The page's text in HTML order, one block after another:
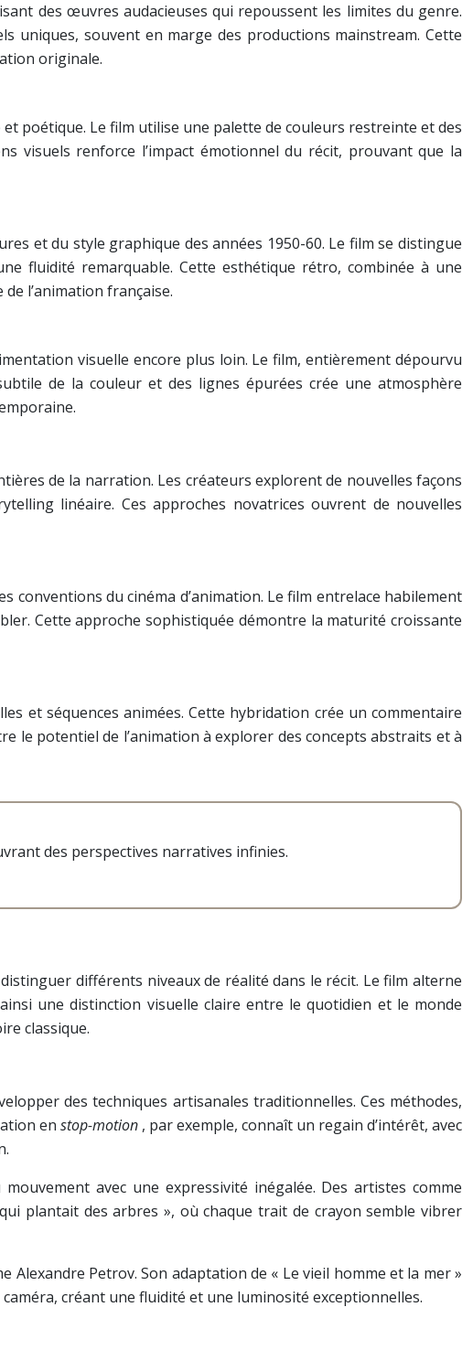
des œuvres audacieuses qui repoussent les limites du genre.
uniques, souvent en marge des productions mainstream. Cette
originale.
poétique. Le film utilise une palette de couleurs restreinte et des
visuels renforce l’impact émotionnel du récit, prouvant que la
et du style graphique des années 1950-60. Le film se distingue
fluidité remarquable. Cette esthétique rétro, combinée à une
l’animation française.
visuelle encore plus loin. Le film, entièrement dépourvu
de la couleur et des lignes épurées crée une atmosphère
de la narration. Les créateurs explorent de nouvelles façons
linéaire. Ces approches novatrices ouvrent de nouvelles
conventions du cinéma d’animation. Le film entrelace habilement
Cette approche sophistiquée démontre la maturité croissante
et séquences animées. Cette hybridation crée un commentaire
le potentiel de l’animation à explorer des concepts abstraits et à
des perspectives narratives infinies.
différents niveaux de réalité dans le récit. Le film alterne
une distinction visuelle claire entre le quotidien et le monde
classique.
des techniques artisanales traditionnelles. Ces méthodes,
en stop-motion , par exemple, connaît un regain d’intérêt, avec
avec une expressivité inégalée. Des artistes comme
plantait des arbres », où chaque trait de crayon semble vibrer
Petrov. Son adaptation de « Le vieil homme et la mer »
créant une fluidité et une luminosité exceptionnelles.